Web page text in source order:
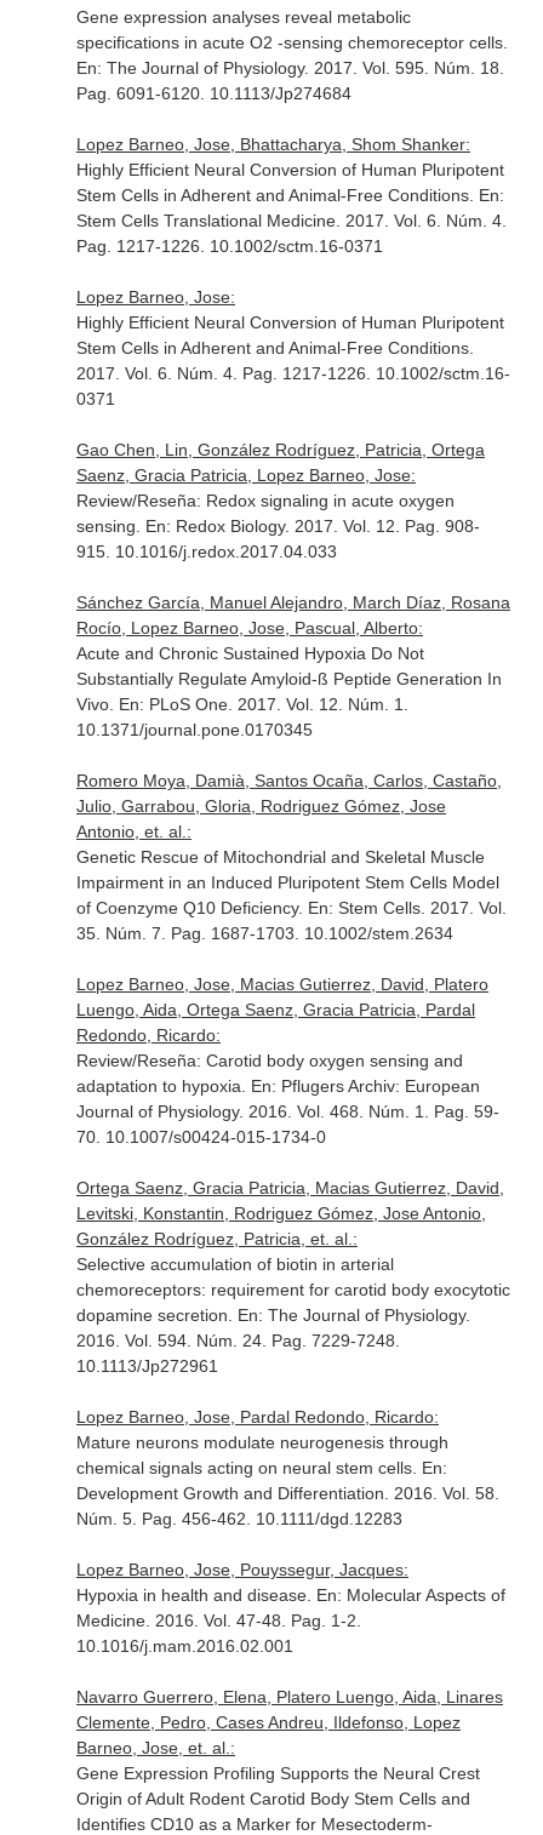
Gene expression analyses reveal metabolic
specifications in acute O2 -sensing chemoreceptor cells.
En: The Journal of Physiology. 2017. Vol. 595. Núm. 18.
Pag. 6091-6120. 10.1113/Jp274684
Lopez Barneo, Jose, Bhattacharya, Shom Shanker:
Highly Efficient Neural Conversion of Human Pluripotent
Stem Cells in Adherent and Animal-Free Conditions. En:
Stem Cells Translational Medicine. 2017. Vol. 6. Núm. 4.
Pag. 1217-1226. 10.1002/sctm.16-0371
Lopez Barneo, Jose:
Highly Efficient Neural Conversion of Human Pluripotent
Stem Cells in Adherent and Animal-Free Conditions.
2017. Vol. 6. Núm. 4. Pag. 1217-1226. 10.1002/sctm.16-
0371
Gao Chen, Lin, González Rodríguez, Patricia, Ortega
Saenz, Gracia Patricia, Lopez Barneo, Jose:
Review/Reseña: Redox signaling in acute oxygen
sensing. En: Redox Biology. 2017. Vol. 12. Pag. 908-
915. 10.1016/j.redox.2017.04.033
Sánchez García, Manuel Alejandro, March Díaz, Rosana
Rocío, Lopez Barneo, Jose, Pascual, Alberto:
Acute and Chronic Sustained Hypoxia Do Not
Substantially Regulate Amyloid-ß Peptide Generation In
Vivo. En: PLoS One. 2017. Vol. 12. Núm. 1.
10.1371/journal.pone.0170345
Romero Moya, Damià, Santos Ocaña, Carlos, Castaño,
Julio, Garrabou, Gloria, Rodriguez Gómez, Jose
Antonio, et. al.:
Genetic Rescue of Mitochondrial and Skeletal Muscle
Impairment in an Induced Pluripotent Stem Cells Model
of Coenzyme Q10 Deficiency. En: Stem Cells. 2017. Vol.
35. Núm. 7. Pag. 1687-1703. 10.1002/stem.2634
Lopez Barneo, Jose, Macias Gutierrez, David, Platero
Luengo, Aida, Ortega Saenz, Gracia Patricia, Pardal
Redondo, Ricardo:
Review/Reseña: Carotid body oxygen sensing and
adaptation to hypoxia. En: Pflugers Archiv: European
Journal of Physiology. 2016. Vol. 468. Núm. 1. Pag. 59-
70. 10.1007/s00424-015-1734-0
Ortega Saenz, Gracia Patricia, Macias Gutierrez, David,
Levitski, Konstantin, Rodriguez Gómez, Jose Antonio,
González Rodríguez, Patricia, et. al.:
Selective accumulation of biotin in arterial
chemoreceptors: requirement for carotid body exocytotic
dopamine secretion. En: The Journal of Physiology.
2016. Vol. 594. Núm. 24. Pag. 7229-7248.
10.1113/Jp272961
Lopez Barneo, Jose, Pardal Redondo, Ricardo:
Mature neurons modulate neurogenesis through
chemical signals acting on neural stem cells. En:
Development Growth and Differentiation . 2016. Vol. 58.
Núm. 5. Pag. 456-462. 10.1111/dgd.12283
Lopez Barneo, Jose, Pouyssegur, Jacques:
Hypoxia in health and disease. En: Molecular Aspects of
Medicine. 2016. Vol. 47-48. Pag. 1-2.
10.1016/j.mam.2016.02.001
Navarro Guerrero, Elena, Platero Luengo, Aida, Linares
Clemente, Pedro, Cases Andreu, Ildefonso, Lopez
Barneo, Jose, et. al.:
Gene Expression Profiling Supports the Neural Crest
Origin of Adult Rodent Carotid Body Stem Cells and
Identifies CD10 as a Marker for Mesectoderm-